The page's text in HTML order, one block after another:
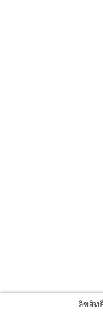
ลิขสิท